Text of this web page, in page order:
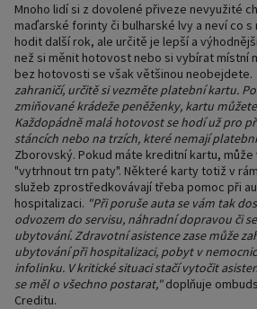
Mnoho lidí si z dovolené přiveze nevyužité
maďarské forinty či bulharské lvy a neví co s
hodit další rok, ale určitě je lepší a
než si měnit hotovost nebo si vybírat místní
bez hotovosti se však většinou neobejdete.
zahraničí, určitě si vezměte platební kartu.
zmiňované krádeže peněženky, kartu
Každopádně malá hotovost se hodí už pro
stáncích nebo na trzích, které nemají
Zborovský. Pokud máte kreditní kartu, může
"vytrhnout trn paty". Některé karty totiž v
služeb zprostředkovávají třeba pomoc při
hospitalizaci. "Při poruše auta se vám tak
odvozem do servisu, náhradní dopravou či
ubytování. Zdravotní asistence zase může
ubytování při hospitalizaci, pobyt v
infolinku. V kritické situaci stačí vytočit
se měl o všechno postarat,"doplňuje
Creditu.